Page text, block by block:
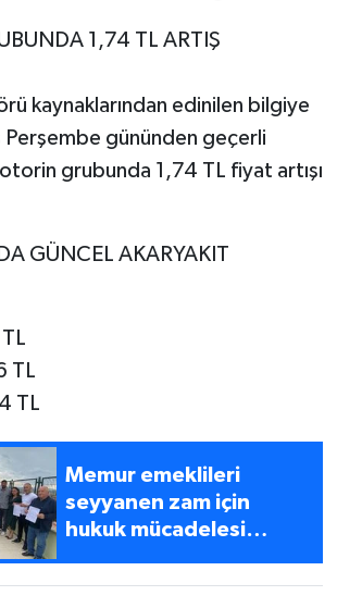
1,74 TL ARTIŞ
kaynaklarından edinilen bilgiye
Perşembe gününden geçerli
grubunda 1,74 TL fiyat artışı
GÜNCEL AKARYAKIT
TL
TL
Memur emeklileri
seyyanen zam için
hukuk mücadelesi